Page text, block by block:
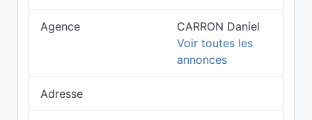
Agence
CARRON Daniel
Voir toutes les
annonces
Adresse